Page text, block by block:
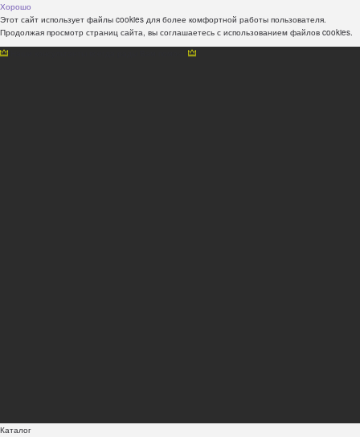
Хорошо
Этот сайт использует файлы cookies для более комфортной работы пользователя.
Продолжая просмотр страниц сайта, вы соглашаетесь с использованием файлов cookies.
Каталог